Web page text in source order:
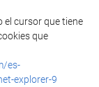
el cursor que tiene
que
es-
explorer-9